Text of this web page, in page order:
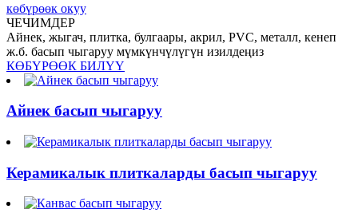
көбүрөөк окуу
ЧЕЧИМДЕР
Айнек, жыгач, плитка, булгаары, акрил, PVC, металл, кенеп
ж.б. басып чыгаруу мүмкүнчүлүгүн изилдеңиз
КӨБҮРӨӨК БИЛҮҮ
Айнек басып чыгаруу
Керамикалык плиткаларды басып чыгаруу